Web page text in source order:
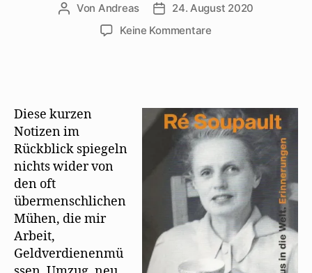
Beitragsautor
Von Andreas Beitragsdatum
24. August 2020
Keine Kommentarezu
an
Treffen
mit
Mehring
1946
in
New
York
Diese kurzen
Notizen im
Rückblick spiegeln
nichts wider von
den oft
übermenschlichen
Mühen, die mir
Arbeit,
Geldverdienenmü